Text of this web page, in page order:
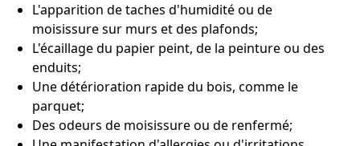
L'apparition de taches d'humidité ou de
moisissure sur murs et des plafonds;
L'écaillage du papier peint, de la peinture ou des
enduits;
Une détérioration rapide du bois, comme le
parquet;
Des odeurs de moisissure ou de renfermé;